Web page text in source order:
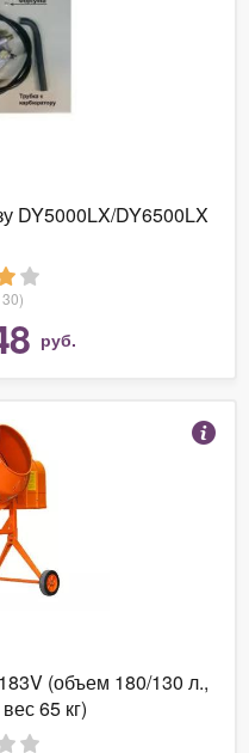
DY5000LX/DY6500LX
руб.
(объем 180/130 л.,
65 кг)